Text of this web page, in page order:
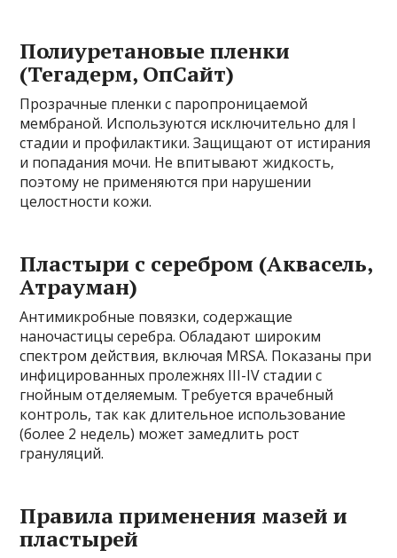
Полиуретановые пленки
(Тегадерм, ОпСайт)
Прозрачные пленки с паропроницаемой
мембраной. Используются исключительно для I
стадии и профилактики. Защищают от истирания
и попадания мочи. Не впитывают жидкость,
поэтому не применяются при нарушении
целостности кожи.
Пластыри с серебром (Аквасель,
Атрауман)
Антимикробные повязки, содержащие
наночастицы серебра. Обладают широким
спектром действия, включая MRSA. Показаны при
инфицированных пролежнях III-IV стадии с
гнойным отделяемым. Требуется врачебный
контроль, так как длительное использование
(более 2 недель) может замедлить рост
грануляций.
Правила применения мазей и
пластырей